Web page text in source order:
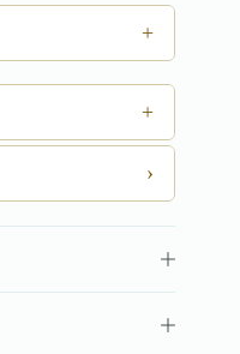
+
+
›